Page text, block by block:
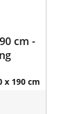
x 190 cm